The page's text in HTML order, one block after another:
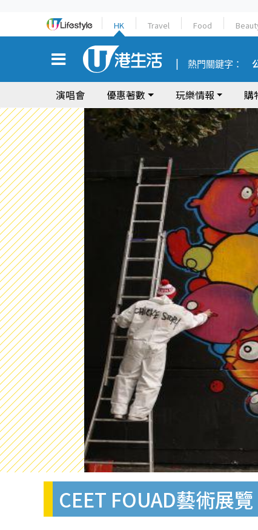
HK Travel Food
熱門關鍵字：
演唱會 優惠著數 玩樂情報 購
CEET FOUAD藝術展